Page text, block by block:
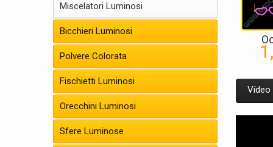
Miscelatori Luminosi
Bicchieri Luminosi
Polvere Colorata
Fischietti Luminosi
Orecchini Luminosi
Sfere Luminose
Vídeo